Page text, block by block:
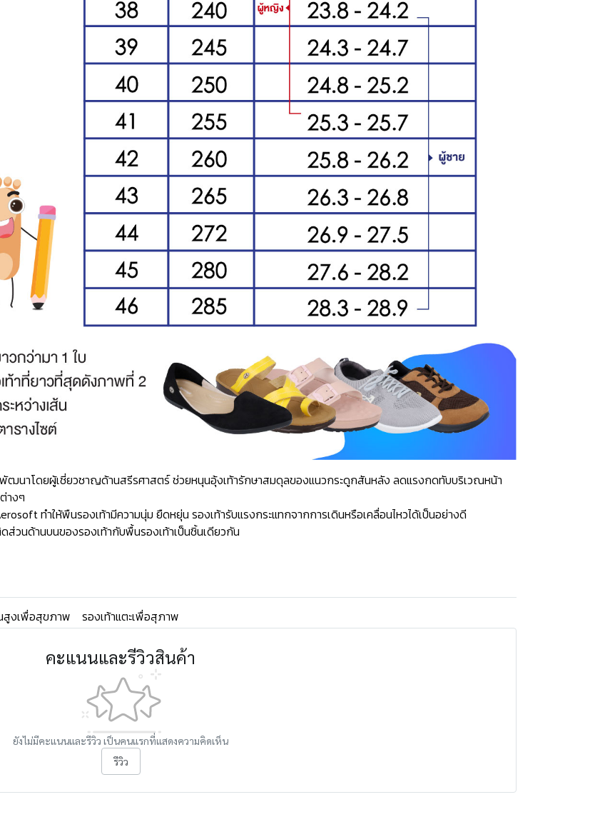
ฒนาโดยผู้เชี่ยวชาญด้านสรีรศาสตร์ ช่วยหนุนอุ้งเท้ารักษาสมดุลของแนวกระดูกสันหลัง ลดแรงกดทับบริเวณหน้า
างๆ
ทำให้พืนรองเท้ามีความนุ่ม ยืดหยุ่น รองเท้ารับแรงกระแทกจากการเดินหรือเคลื่อนไหวได้เป็นอย่างดี
วนด้านบนของรองเท้ากับพื้นรองเท้าเป็นชิ้นเดียวกัน
สูงเพื่อสุขภาพ รองเท้าแตะเพื่อสุภาพ
คะแนนและรีวิวสินค้า
ยังไม่มีคะแนนและรีวิว เป็นคนแรกที่แสดงความคิดเห็น
รีวิว